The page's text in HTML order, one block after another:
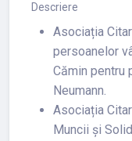
Descriere
Asociația
persoanelor
Cămin pentru
Neumann.
Asociația
Muncii și